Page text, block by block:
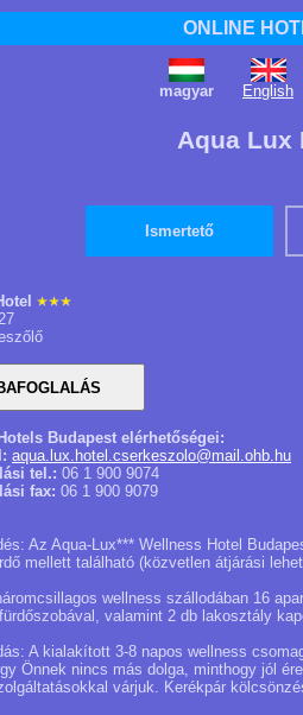
ONLINE
magyar English
Aqua Lux
Ismertető
Budapest elérhetőségei:
aqua.lux.hotel.cserkeszolo@mail.ohb.hu
tel.: 06 1 900 9074
fax: 06 1 900 9079
Az Aqua-Lux*** Wellness Hotel
mellett található (közvetlen átjárási
wellness szállodában 16
valamint 2 db lakosztály
A kialakított 3-8 napos wellness
Önnek nincs más dolga, minthogy jól
várjuk. Kerékpár